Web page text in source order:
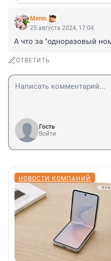
Mimic
25 августа 2024, 17:04
А что за "одноразовый
ОТВЕТИТЬ
Гость
Войти
НОВОСТИ КОМПАНИЙ